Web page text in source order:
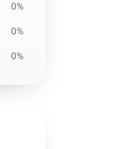
0%
0%
0%